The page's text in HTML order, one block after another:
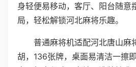
身轻便易移动，客厅、阳台随意
局，轻松解锁河北麻将乐趣。
普通麻将机适配河北唐山麻
胡，136张牌，桌面易清洁一擦